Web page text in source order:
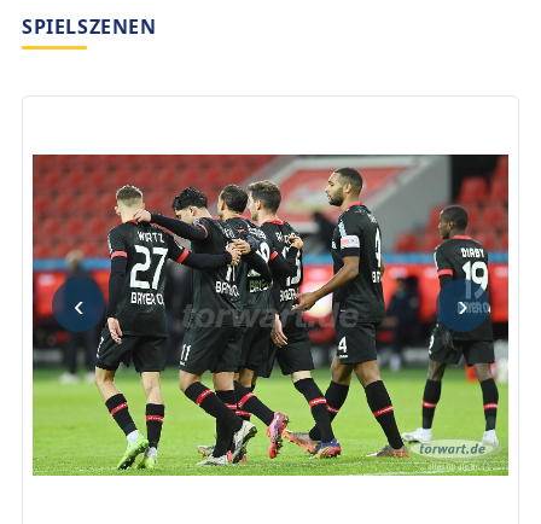
SPIELSZENEN
‹ ›